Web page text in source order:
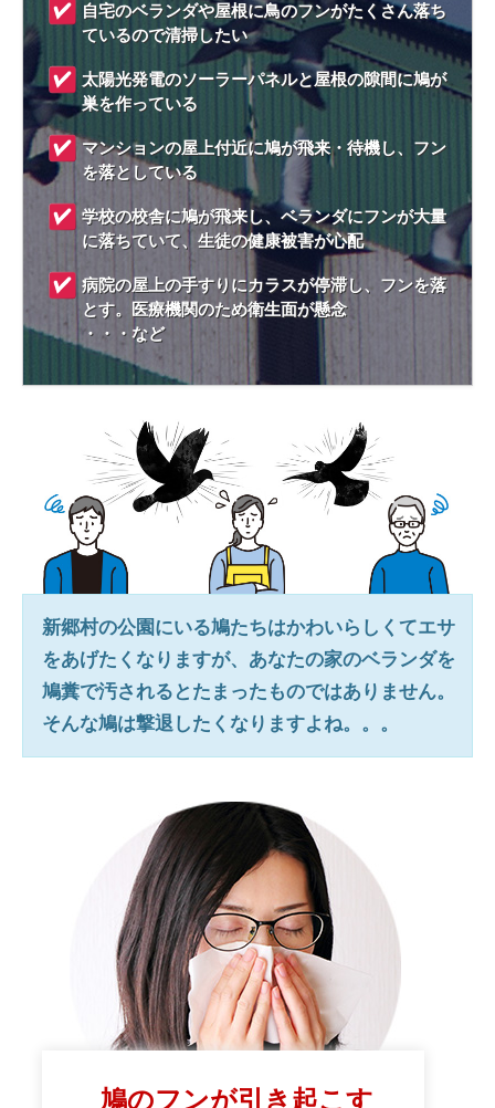
自宅のベランダや屋根に鳥のフンがたくさん落ち
ているので清掃したい
太陽光発電のソーラーパネルと屋根の隙間に鳩が
巣を作っている
マンションの屋上付近に鳩が飛来・待機し、フン
を落としている
学校の校舎に鳩が飛来し、ベランダにフンが大量
に落ちていて、生徒の健康被害が心配
病院の屋上の手すりにカラスが停滞し、フンを落
とす。医療機関のため衛生面が懸念
・・・など
新郷村の公園にいる鳩たちはかわいらしくてエサ
をあげたくなりますが、あなたの家のベランダを
鳩糞で汚されるとたまったものではありません。
そんな鳩は撃退したくなりますよね。。。
鳩のフンが引き起こす